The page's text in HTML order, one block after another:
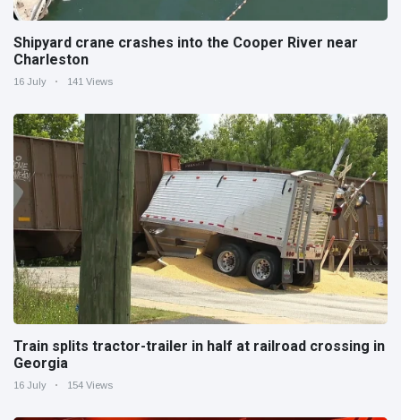
Shipyard crane crashes into the Cooper River near
Charleston
16 July 141 Views
Train splits tractor-trailer in half at railroad crossing in
Georgia
16 July 154 Views